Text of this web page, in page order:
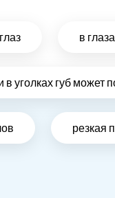
в
в уголках губ
резкая